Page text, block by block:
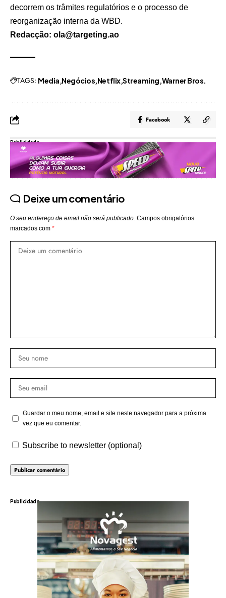
Publicidade
decorrem os trâmites regulatórios e o processo de
reorganização interna da WBD.
Redacção: ola@targeting.ao
TAGS: Media Negócios Netflix Streaming Warner Bros.
Facebook
Publicidade
Deixe um comentário
O seu endereço de email não será publicado. Campos obrigatórios
marcados com *
Guardar o meu nome, email e site neste navegador para a próxima
vez que eu comentar.
Subscribe to newsletter (optional)